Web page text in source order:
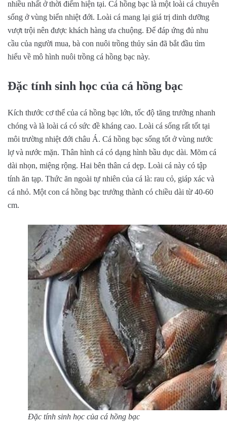
nhiều nhất ở thời điểm hiện tại. Cá hồng bạc là một loài cá chuyên
sống ở vùng biển nhiệt đới. Loài cá mang lại giá trị dinh dưỡng
vượt trội nên được khách hàng ưa chuộng. Để đáp ứng đủ nhu
cầu của người mua, bà con nuôi trồng thủy sản đã bắt đầu tìm
hiểu về mô hình nuôi trồng cá hồng bạc này.
Đặc tính sinh học của cá hồng bạc
Kích thước cơ thể của cá hồng bạc lớn, tốc độ tăng trưởng nhanh
chóng và là loài cá có sức đề kháng cao. Loài cá sống rất tốt tại
môi trường nhiệt đới châu Á. Cá hồng bạc sống tốt ở vùng nước
lợ và nước mặn. Thân hình cá có dạng hình bầu dục dài. Mõm cá
dài nhọn, miệng rộng. Hai bên thân cá dẹp. Loài cá này có tập
tính ăn tạp. Thức ăn ngoài tự nhiên của cá là: rau cỏ, giáp xác và
cá nhỏ. Một con cá hồng bạc trưởng thành có chiều dài từ 40-60
cm.
Đặc tính sinh học của cá hồng bạc